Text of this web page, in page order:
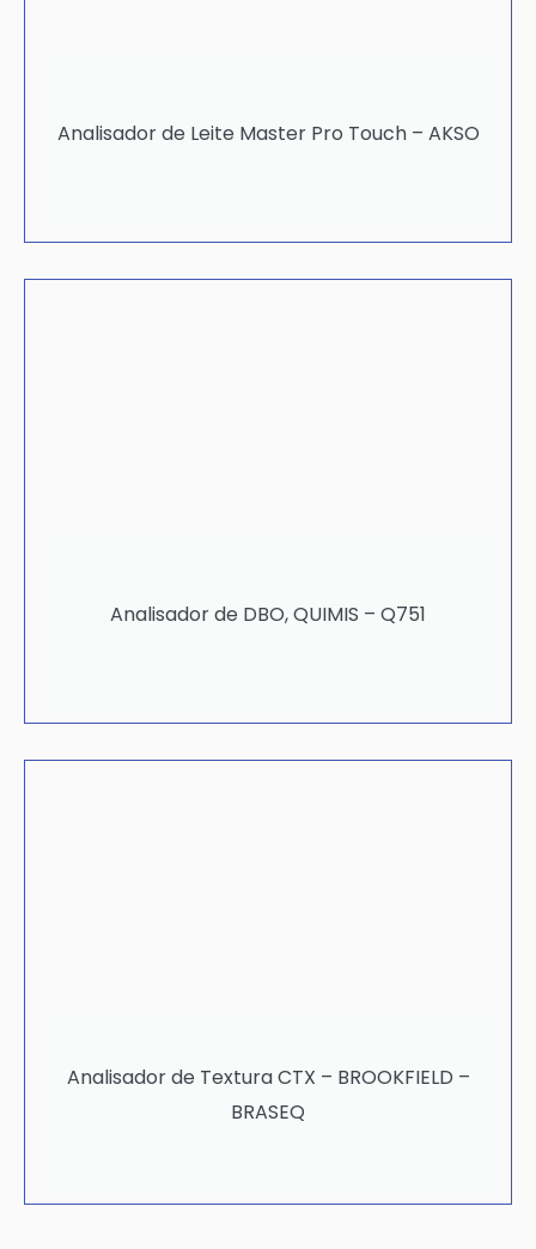
Analisador de Leite Master Pro Touch – AKSO
Analisador de DBO, QUIMIS – Q751
Analisador de Textura CTX – BROOKFIELD –
BRASEQ